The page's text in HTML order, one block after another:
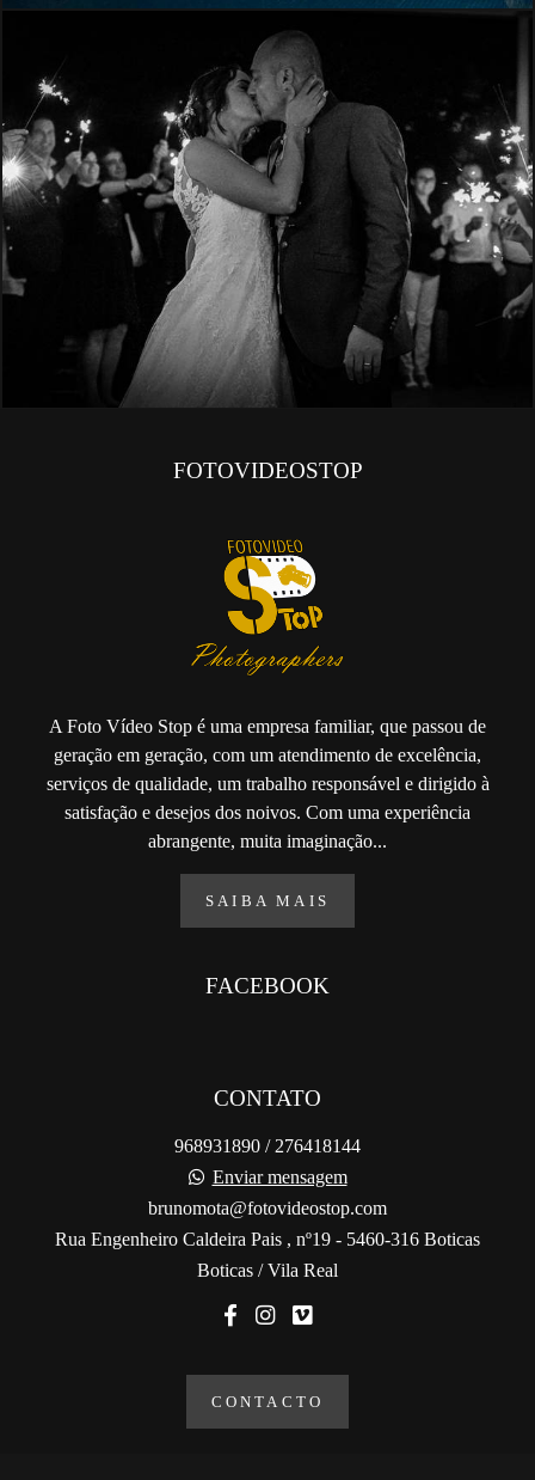
FOTOVIDEOSTOP
A Foto Vídeo Stop é uma empresa familiar, que passou de
geração em geração, com um atendimento de excelência,
serviços de qualidade, um trabalho responsável e dirigido à
satisfação e desejos dos noivos. Com uma experiência
abrangente, muita imaginação...
SAIBA MAIS
FACEBOOK
CONTATO
968931890 / 276418144
Enviar mensagem
brunomota@fotovideostop.com
Rua Engenheiro Caldeira Pais , nº19 - 5460-316 Boticas
Boticas / Vila Real
CONTACTO